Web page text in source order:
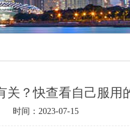
关？快查看自己服用
时间：2023-07-15